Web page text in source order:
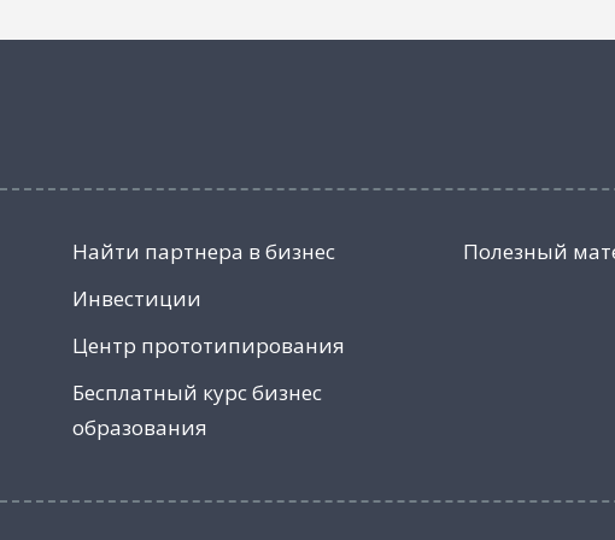
Найти партнера в бизнес
Инвестиции
Центр прототипирования
Бесплатный курс бизнес
образования
Полезный